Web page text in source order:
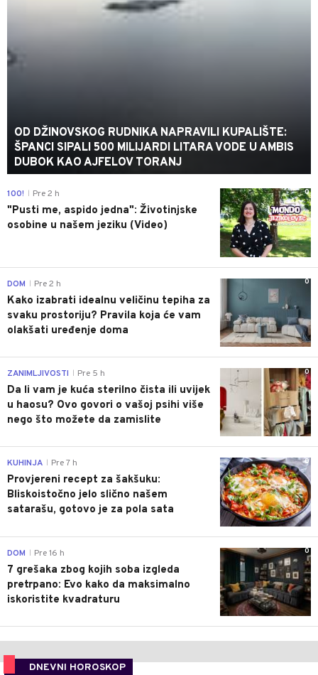
OD DŽINOVSKOG RUDNIKA NAPRAVILI KUPALIŠTE:
ŠPANCI SIPALI 500 MILIJARDI LITARA VODE U AMBIS
DUBOK KAO AJFELOV TORANJ
0
100! Pre 2 h
"Pusti me, aspido jedna": Životinjske
osobine u našem jeziku (Video)
0
DOM Pre 2 h
Kako izabrati idealnu veličinu tepiha za
svaku prostoriju? Pravila koja će vam
olakšati uređenje doma
0
ZANIMLJIVOSTI Pre 5 h
Da li vam je kuća sterilno čista ili uvijek
u haosu? Ovo govori o vašoj psihi više
nego što možete da zamislite
0
KUHINJA Pre 7 h
Provjereni recept za šakšuku:
Bliskoistočno jelo slično našem
satarašu, gotovo je za pola sata
0
DOM Pre 16 h
7 grešaka zbog kojih soba izgleda
pretrpano: Evo kako da maksimalno
iskoristite kvadraturu
DNEVNI HOROSKOP